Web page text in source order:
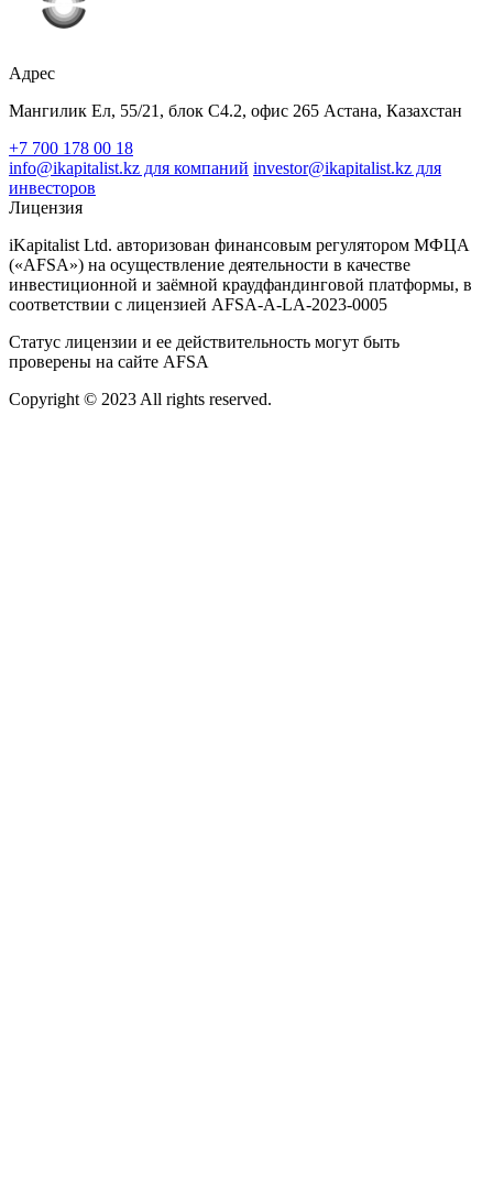
Адрес
Мангилик Ел, 55/21, блок С4.2, офис 265 Астана, Казахстан
+7 700 178 00 18
info@ikapitalist.kz для компаний investor@ikapitalist.kz для
инвесторов
Лицензия
iKapitalist Ltd. авторизован финансовым регулятором МФЦА
(«AFSA») на осуществление деятельности в качестве
инвестиционной и заёмной краудфандинговой платформы, в
соответствии с лицензией AFSA-A-LA-2023-0005
Статус лицензии и ее действительность могут быть
проверены на сайте AFSA
Copyright © 2023 All rights reserved.